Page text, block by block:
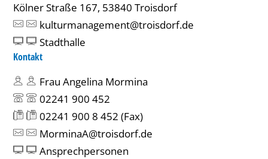
Kölner Straße 167, 53840 Troisdorf
kulturmanagement@troisdorf.de
Stadthalle
Kontakt
Frau Angelina Mormina
02241 900 452
02241 900 8 452 (Fax)
MorminaA@troisdorf.de
Ansprechpersonen